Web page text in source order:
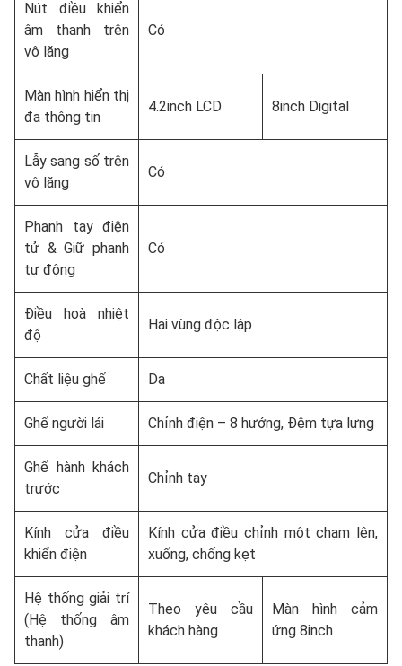
Nút điều khiển
âm thanh trên
vô lăng
Có
Màn hình hiển thị
đa thông tin
4.2inch LCD 8inch Digital
Lẫy sang số trên
vô lăng
Có
Phanh tay điện
tử & Giữ phanh
tự động
Có
Điều hoà nhiệt
độ
Hai vùng độc lập
Chất liệu ghế Da
Ghế người lái Chỉnh điện – 8 hướng, Đệm tựa lưng
Ghế hành khách
trước
Chỉnh tay
Kính cửa điều
khiển điện
Kính cửa điều chỉnh một chạm lên,
xuống, chống kẹt
Hệ thống giải trí
(Hệ thống âm
thanh)
Theo yêu cầu
khách hàng
Màn hình cảm
ứng 8inch